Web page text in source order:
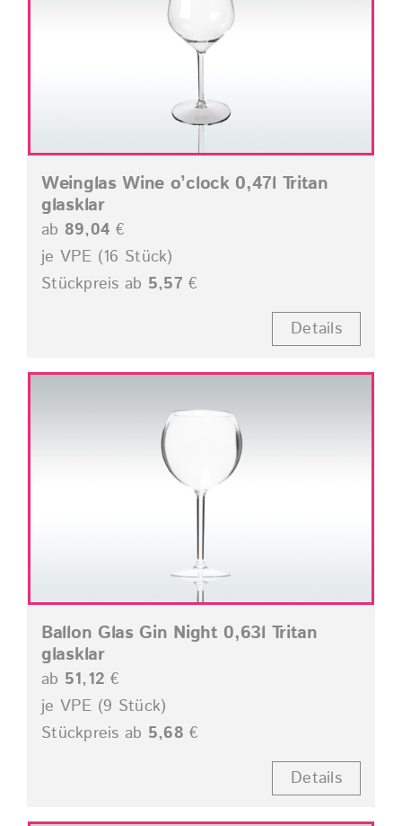
Weinglas Wine o’clock 0,47l Tritan
glasklar
ab 89,04 €
je VPE (16 Stück)
Stückpreis ab 5,57 €
Details
Ballon Glas Gin Night 0,63l Tritan
glasklar
ab 51,12 €
je VPE (9 Stück)
Stückpreis ab 5,68 €
Details